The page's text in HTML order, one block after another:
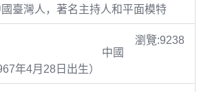
臺灣人，著名主持人和平面模特
瀏覽:9238
中國
年4月28日出生）